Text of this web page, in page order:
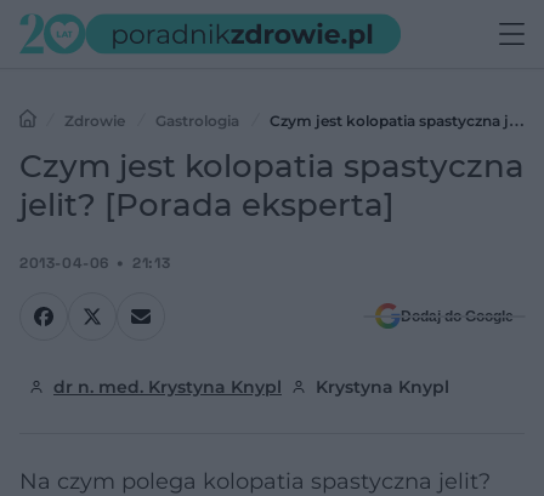
Zdrowie Gastrologia
Czym jest kolopatia spastyczna jelit?
[Porada eksperta]
Czym jest kolopatia spastyczna
jelit? [Porada eksperta]
2013-04-06 21:13
Dodaj do Google
dr n. med. Krystyna Knypl Krystyna Knypl
Na czym polega kolopatia spastyczna jelit?